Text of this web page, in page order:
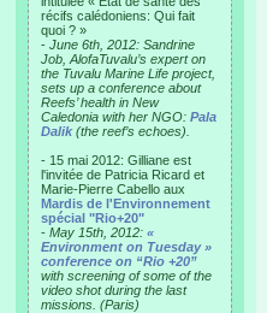
récifs calédoniens: Qui fait
quoi ? »
- June 6th, 2012: Sandrine
Job, AlofaTuvalu’s expert on
the Tuvalu Marine Life project,
sets up a conference about
Reefs’ health in New
Caledonia with her NGO: Pala
Dalik (the reef’s echoes).
- 15 mai 2012: Gilliane est
l'invitée de Patricia Ricard et
Marie-Pierre Cabello aux
Mardis de l'Environnement
spécial "Rio+20"
- May 15th, 2012: «
Environment on Tuesday »
conference on “Rio +20”
with screening of some of the
video shot during the last
missions. (Paris)